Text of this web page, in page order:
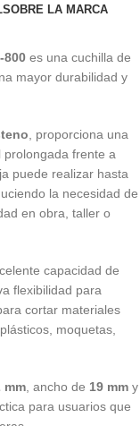
SOBRE LA MARCA
800 es una cuchilla de
mayor durabilidad y
, proporciona una
prolongada frente a
puede realizar hasta
la necesidad de
en obra, taller o
capacidad de
flexibilidad para
cortar materiales
moquetas,
mm, ancho de 19 mm y
para usuarios que